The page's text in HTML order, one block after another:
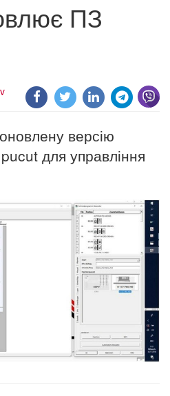
ПЗ
версію
для управління